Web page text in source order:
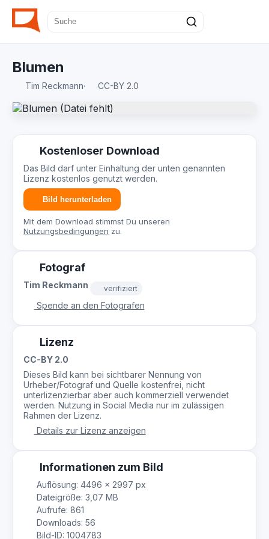
Blumen
Tim Reckmann· CC-BY 2.0
Kostenloser Download
Das Bild darf unter Einhaltung der unten genannten
Lizenz kostenlos genutzt werden.
Bild herunterladen
Mit dem Download stimmst Du unseren
Nutzungsbedingungen zu.
Fotograf
Tim Reckmann verifiziert
Spende an den Fotografen
Lizenz
CC-BY 2.0
Dieses Bild kann bei sichtbarer Nennung von
Urheber/Fotograf und Quelle kostenfrei, nicht
unterlizenzierbar aber auch kommerziell verwendet
werden. Nutzung in Social Media nur im zulässigen
Rahmen der Lizenz.
Details zur Lizenz anzeigen
Informationen zum Bild
Auflösung: 4496 × 2997 px
Dateigröße: 3,07 MB
Aufrufe: 861
Downloads: 56
Bild-ID: 1004783